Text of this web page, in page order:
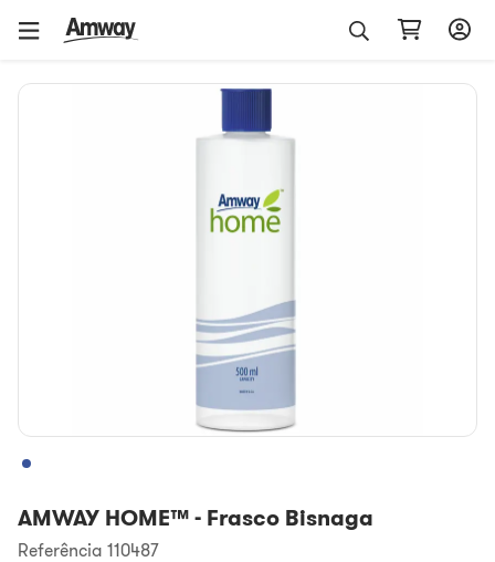
AMWAY HOME™- Frasco Bisnaga
Referência 110487